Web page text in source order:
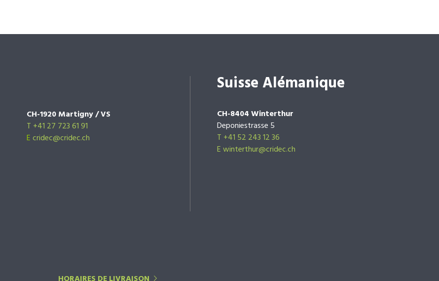
CH-1920 Martigny / VS
T +41 27 723 61 91
Ecridec@cridec.ch
Suisse Alémanique
CH-8404 Winterthur
Deponiestrasse 5
T +41 52 243 12 36
E winterthur@cridec.ch